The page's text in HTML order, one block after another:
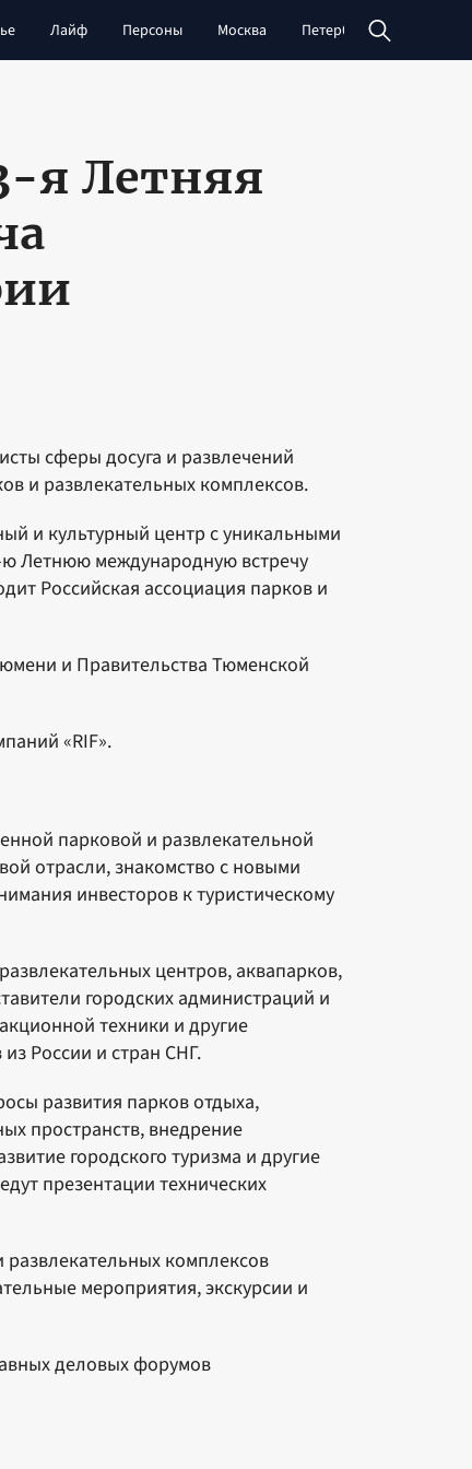
Лайф Персоны Москва Петербург
я Летняя
сферы досуга и развлечений
и развлекательных комплексов.
и культурный центр с уникальными
ю Летнюю международную встречу
Российская ассоциация парков и
и Правительства Тюменской
«RIF».
парковой и развлекательной
отрасли, знакомство с новыми
инвесторов к туристическому
центров, аквапарков,
городских администраций и
техники и другие
России и стран СНГ.
развития парков отдыха,
пространств, внедрение
городского туризма и другие
презентации технических
комплексов
мероприятия, экскурсии и
деловых форумов